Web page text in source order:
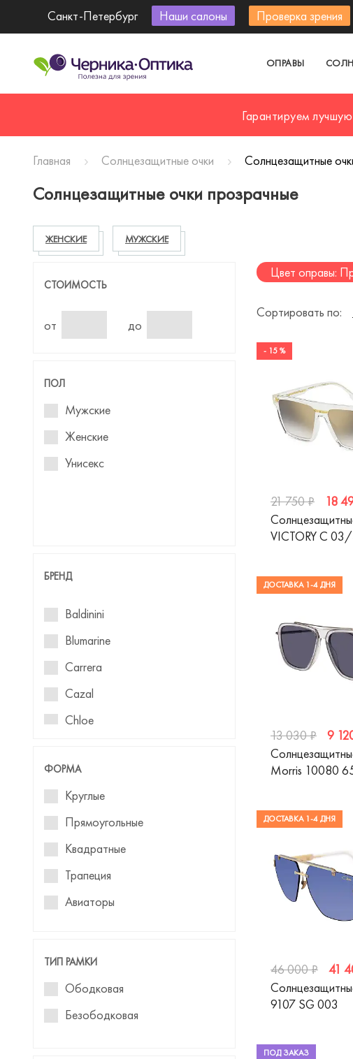
Санкт-Петербург Наши салоны Проверка зрения
ОПРАВЫ
Гарантируем
Главная Солнцезащитные очки Солнцезащитные
Солнцезащитные очки прозрачные
ЖЕНСКИЕ МУЖСКИЕ
СТОИМОСТЬ
от до
ПОЛ
Мужские
Женские
Унисекс
БРЕНД
Baldinini
Blumarine
Carrera
Cazal
Chloe
Polaroid
William Morris
Валентин Юдашкин
ФОРМА
Круглые
Прямоугольные
Квадратные
Трапеция
Авиаторы
Бабочка
Геометрическая
ТИП РАМКИ
Ободковая
Безободковая
Цвет оправы:
Сортировать по:
- 15 %
21 750 ₽
18
VICTORY C
ДОСТАВКА 1-4 ДНЯ
13 030 ₽
9
Morris 10080
ДОСТАВКА 1-4 ДНЯ
46 000 ₽
41
9107 SG 003
ПОД ЗАКАЗ